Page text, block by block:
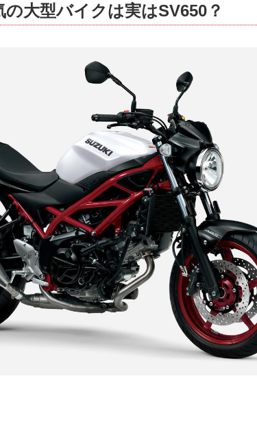
大型バイクは実はSV650？